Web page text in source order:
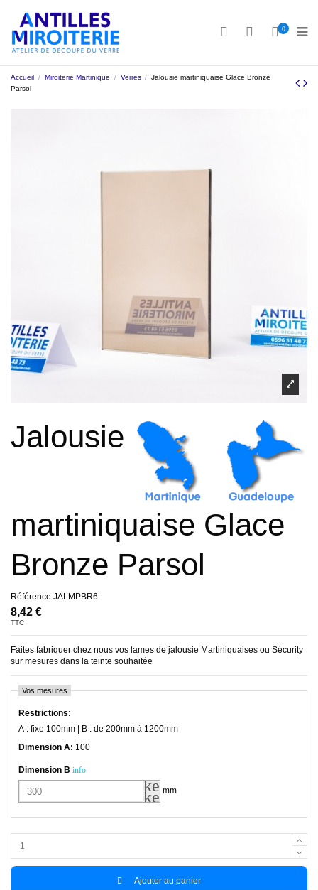
0
Accueil Miroiterie Martinique Verres
Jalousie martiniquaise Glace Bronze
Parsol
Jalousie
martiniquaise Glace
Bronze Parsol
Référence JALMPBR6
8,42 €
TTC
Faites fabriquer chez nous vos lames de jalousie Martiniquaises ou Sécurity
sur mesures dans la teinte souhaitée
Vos mesures
Restrictions:
A : fixe 100mm | B : de 200mm à 1200mm
Dimension A: 100
Dimension B info
keyboard_arrow_up
keyboard_arrow_down
mm
Ajouter au panier